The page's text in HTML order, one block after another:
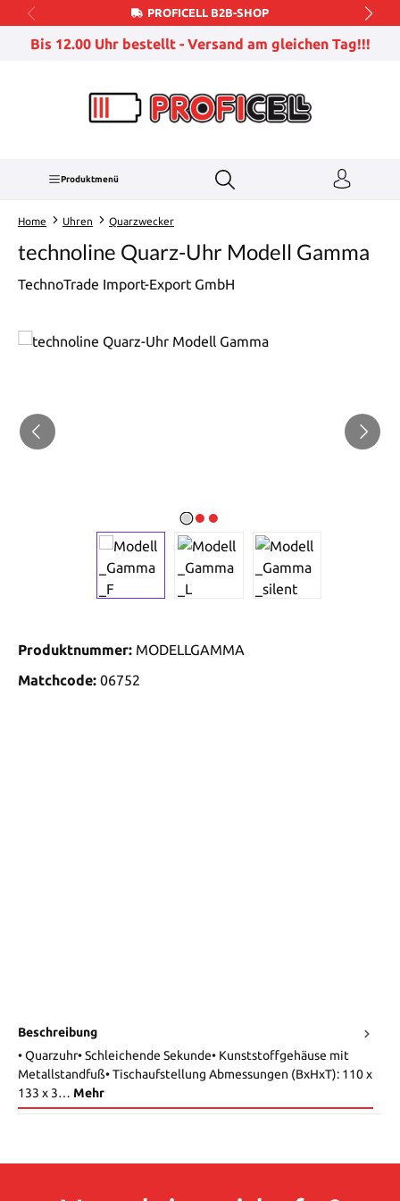
Zum Hauptinhalt springenPROFICELL B2B-SHOP
Bis 12.00 Uhr bestellt - Versand am gleichen Tag!!!
Produktmenü
Home Uhren Quarzwecker
technoline Quarz-Uhr Modell Gamma
TechnoTrade Import-Export GmbH
Produktnummer: MODELLGAMMA
Matchcode: 06752
Beschreibung
• Quarzuhr• Schleichende Sekunde• Kunststoffgehäuse mit
Metallstandfuß• Tischaufstellung Abmessungen (BxHxT): 110 x
133 x 3… Mehr